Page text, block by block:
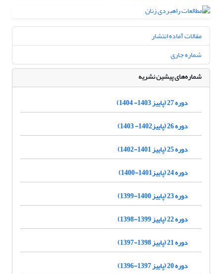
مقالات آماده انتشار
شماره جاری
شماره‌های پیشین نشریه
دوره 27 (پاییز 1403- 1404)
دوره 26 (پاییز1402- 1403)
دوره 25 (پاییز 1401-1402)
دوره 24 (پاییز1401-1400)
دوره 23 (پاییز 1400-1399)
دوره 22 (پاییز 1399-1398)
دوره 21 (پاییز 1398-1397)
دوره 20 (پاییز 1397-1396)